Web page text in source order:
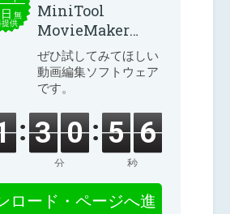
無
提供
MiniTool
MovieMaker
8.8.0
ぜひ試してみてほしい
動画編集ソフトウェア
です。
3 0
分
5 6
秒
ロード・ページへ進